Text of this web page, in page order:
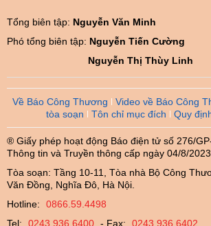
Tổng biên tập: Nguyễn Văn Minh
Phó tổng biên tập: Nguyễn Tiến Cường
Nguyễn Thị Thùy Linh
Về Báo Công Thương Video về Báo Công
tòa soạn
Tôn chỉ mục đích Quy
® Giấy phép hoạt động Báo điện tử số 276/
Thông tin và Truyền thông cấp ngày 04/8/2023
Tòa soạn: Tầng 10-11, Tòa nhà Bộ Công
Văn Đồng, Nghĩa Đô, Hà Nội.
Hotline:
0866.59.4498
Tel:
0243.936.6400 - Fax: 0243.936.6402